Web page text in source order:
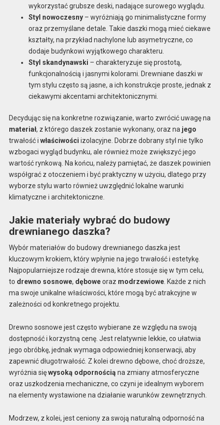
wykorzystać grubsze deski, nadające surowego wyglądu.
Styl nowoczesny– wyróżniają go minimalistyczne formy
oraz przemyślane detale. Takie daszki mogą mieć ciekawe
kształty, na przykład nachylone lub asymetryczne, co
dodaje budynkowi wyjątkowego charakteru.
Styl skandynawski – charakteryzuje się prostotą,
funkcjonalnością i jasnymi kolorami. Drewniane daszki w
tym stylu często są jasne, a ich konstrukcje proste, jednak z
ciekawymi akcentami architektonicznymi.
Decydując się na konkretne rozwiązanie, warto zwrócić uwagę na
materiał, z którego daszek zostanie wykonany, oraz na jego
trwałość i właściwości izolacyjne. Dobrze dobrany styl nie tylko
wzbogaci wygląd budynku, ale również może zwiększyć jego
wartość rynkową. Na końcu, należy pamiętać, że daszek powinien
współgrać z otoczeniem i być praktyczny w użyciu, dlatego przy
wyborze stylu warto również uwzględnić lokalne warunki
klimatyczne i architektoniczne.
Jakie materiały wybrać do budowy
drewnianego daszka?
Wybór materiałów do budowy drewnianego daszka jest
kluczowym krokiem, który wpłynie na jego trwałość i estetykę.
Najpopularniejsze rodzaje drewna, które stosuje się w tym celu,
to drewno sosnowe, dęboweoraz modrzewiowe. Każde z nich
ma swoje unikalne właściwości, które mogą być atrakcyjne w
zależności od konkretnego projektu.
Drewno sosnowe jest często wybierane ze względu na swoją
dostępność i korzystną cenę. Jest relatywnie lekkie, co ułatwia
jego obróbkę, jednak wymaga odpowiedniej konserwacji, aby
zapewnić długotrwałość. Z kolei drewno dębowe, choć droższe,
wyróżnia sięwysoką odpornością na zmiany atmosferyczne
oraz uszkodzenia mechaniczne, co czyni je idealnym wyborem
na elementy wystawione na działanie warunków zewnętrznych.
Modrzew, z kolei, jest ceniony za swoją naturalną odporność na